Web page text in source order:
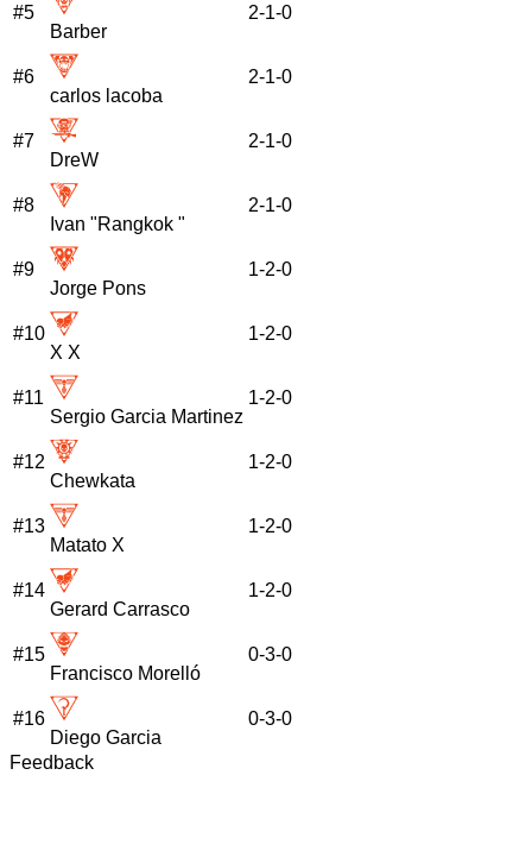
#5
Barber
2-1-0
#6
carlos lacoba
2-1-0
#7
DreW
2-1-0
#8
Ivan "Rangkok "
2-1-0
#9
Jorge Pons
1-2-0
#10
X X
1-2-0
#11
Sergio Garcia Martinez
1-2-0
#12
Chewkata
1-2-0
#13
Matato X
1-2-0
#14
Gerard Carrasco
1-2-0
#15
Francisco Morelló
0-3-0
#16
Diego Garcia
0-3-0
Feedback